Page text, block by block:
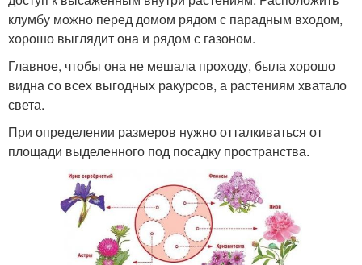
клумбу можно перед домом рядом с парадным входом,
хорошо выглядит она и рядом с газоном.
Главное, чтобы она не мешала проходу, была хорошо
видна со всех выгодных ракурсов, а растениям хватало
света.
При определении размеров нужно отталкиваться от
площади выделенного под посадку пространства.